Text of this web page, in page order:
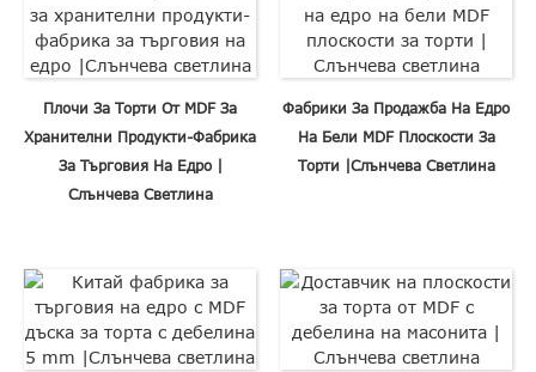
Плочи За Торти От MDF За
Хранителни Продукти-Фабрика
За Търговия На Едро |
Слънчева Светлина
Фабрики За Продажба На Едро
На Бели MDF Плоскости За
Торти |Слънчева Светлина